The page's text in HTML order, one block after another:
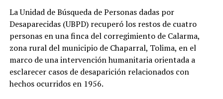
La Unidad de Búsqueda de Personas dadas por
Desaparecidas (UBPD) recuperó los restos de cuatro
personas en una finca del corregimiento de Calarma,
zona rural del municipio de Chaparral, Tolima, en el
marco de una intervención humanitaria orientada a
esclarecer casos de desaparición relacionados con
hechos ocurridos en 1956.